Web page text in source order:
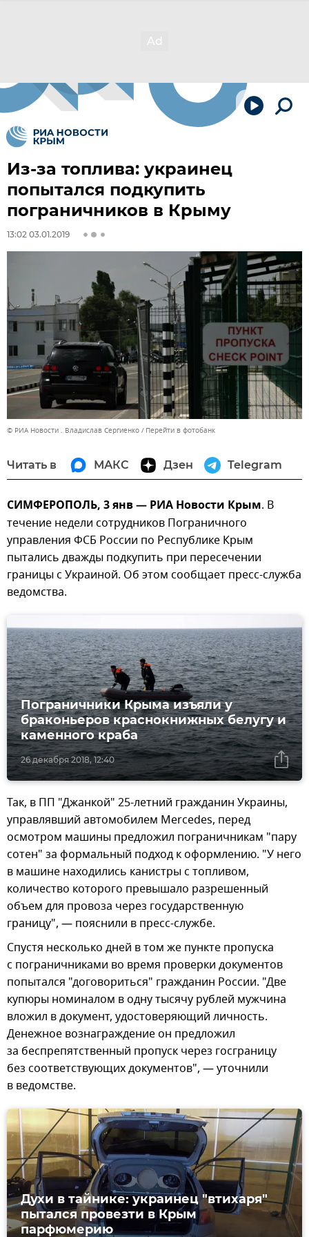
Из-за топлива: украинец
попытался подкупить
пограничников в Крыму
13:02 03.01.2019
© РИА Новости . Владислав Сергиенко Перейти в фотобанк
Читать в МАКС Дзен Telegram
СИМФЕРОПОЛЬ, 3 янв — РИА Новости Крым. В
течение недели сотрудников Пограничного
управления ФСБ России по Республике Крым
пытались дважды подкупить при пересечении
границы с Украиной. Об этом сообщает пресс-служба
ведомства.
26 декабря 2018, 12:40
Пограничники Крыма изъяли у
браконьеров краснокнижных белугу и
каменного краба
Так, в ПП "Джанкой" 25-летний гражданин Украины,
управлявший автомобилем Mercedes, перед
осмотром машины предложил пограничникам "пару
сотен" за формальный подход к оформлению. "У него
в машине находились канистры с топливом,
количество которого превышало разрешенный
объем для провоза через государственную
границу", — пояснили в пресс-службе.
Спустя несколько дней в том же пункте пропуска
с пограничниками во время проверки документов
попытался "договориться" гражданин России. "Две
купюры номиналом в одну тысячу рублей мужчина
вложил в документ, удостоверяющий личность.
Денежное вознаграждение он предложил
за беспрепятственный пропуск через госграницу
без соответствующих документов", — уточнили
в ведомстве.
Духи в тайнике: украинец "втихаря"
пытался провезти в Крым
парфюмерию